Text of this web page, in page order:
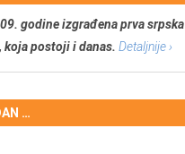
godine izgrađena prva srpska
koja postoji i danas. Detaljnije ›
…